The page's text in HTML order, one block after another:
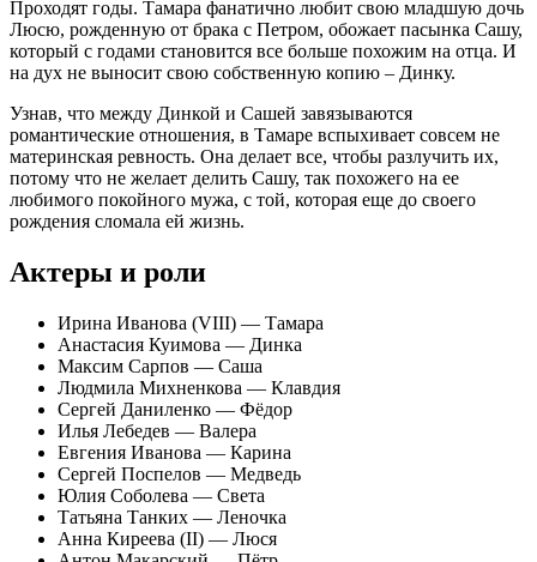
Проходят годы. Тамара фанатично любит свою младшую дочь
Люсю, рожденную от брака с Петром, обожает пасынка Сашу,
который с годами становится все больше похожим на отца. И
на дух не выносит свою собственную копию – Динку.
Узнав, что между Динкой и Сашей завязываются
романтические отношения, в Тамаре вспыхивает совсем не
материнская ревность. Она делает все, чтобы разлучить их,
потому что не желает делить Сашу, так похожего на ее
любимого покойного мужа, с той, которая еще до своего
рождения сломала ей жизнь.
Актеры и роли
Ирина Иванова (VIII) — Тамара
Анастасия Куимова — Динка
Максим Сарпов — Саша
Людмила Михненкова — Клавдия
Сергей Даниленко — Фёдор
Илья Лебедев — Валера
Евгения Иванова — Карина
Сергей Поспелов — Медведь
Юлия Соболева — Света
Татьяна Танких — Леночка
Анна Киреева (II) — Люся